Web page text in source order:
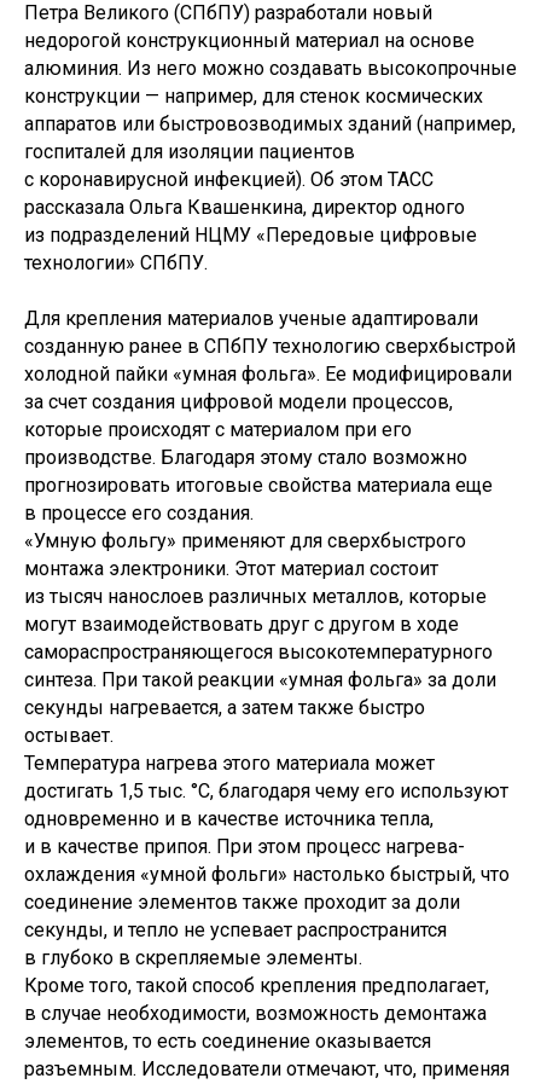
Петра Великого (СПбПУ) разработали новый
недорогой конструкционный материал на основе
алюминия. Из него можно создавать высокопрочные
конструкции — например, для стенок космических
аппаратов или быстровозводимых зданий (например,
госпиталей для изоляции пациентов
с коронавирусной инфекцией). Об этом ТАСС
рассказала Ольга Квашенкина, директор одного
из подразделений НЦМУ «Передовые цифровые
технологии» СПбПУ.
Для крепления материалов ученые адаптировали
созданную ранее в СПбПУ технологию сверхбыстрой
холодной пайки «умная фольга». Ее модифицировали
за счет создания цифровой модели процессов,
которые происходят с материалом при его
производстве. Благодаря этому стало возможно
прогнозировать итоговые свойства материала еще
в процессе его создания.
«Умную фольгу» применяют для сверхбыстрого
монтажа электроники. Этот материал состоит
из тысяч нанослоев различных металлов, которые
могут взаимодействовать друг с другом в ходе
самораспространяющегося высокотемпературного
синтеза. При такой реакции «умная фольга» за доли
секунды нагревается, а затем также быстро
остывает.
Температура нагрева этого материала может
достигать 1,5 тыс. °С, благодаря чему его используют
одновременно и в качестве источника тепла,
и в качестве припоя. При этом процесс нагрева-
охлаждения «умной фольги» настолько быстрый, что
соединение элементов также проходит за доли
секунды, и тепло не успевает распространится
в глубоко в скрепляемые элементы.
Кроме того, такой способ крепления предполагает,
в случае необходимости, возможность демонтажа
элементов, то есть соединение оказывается
разъемным. Исследователи отмечают, что, применяя